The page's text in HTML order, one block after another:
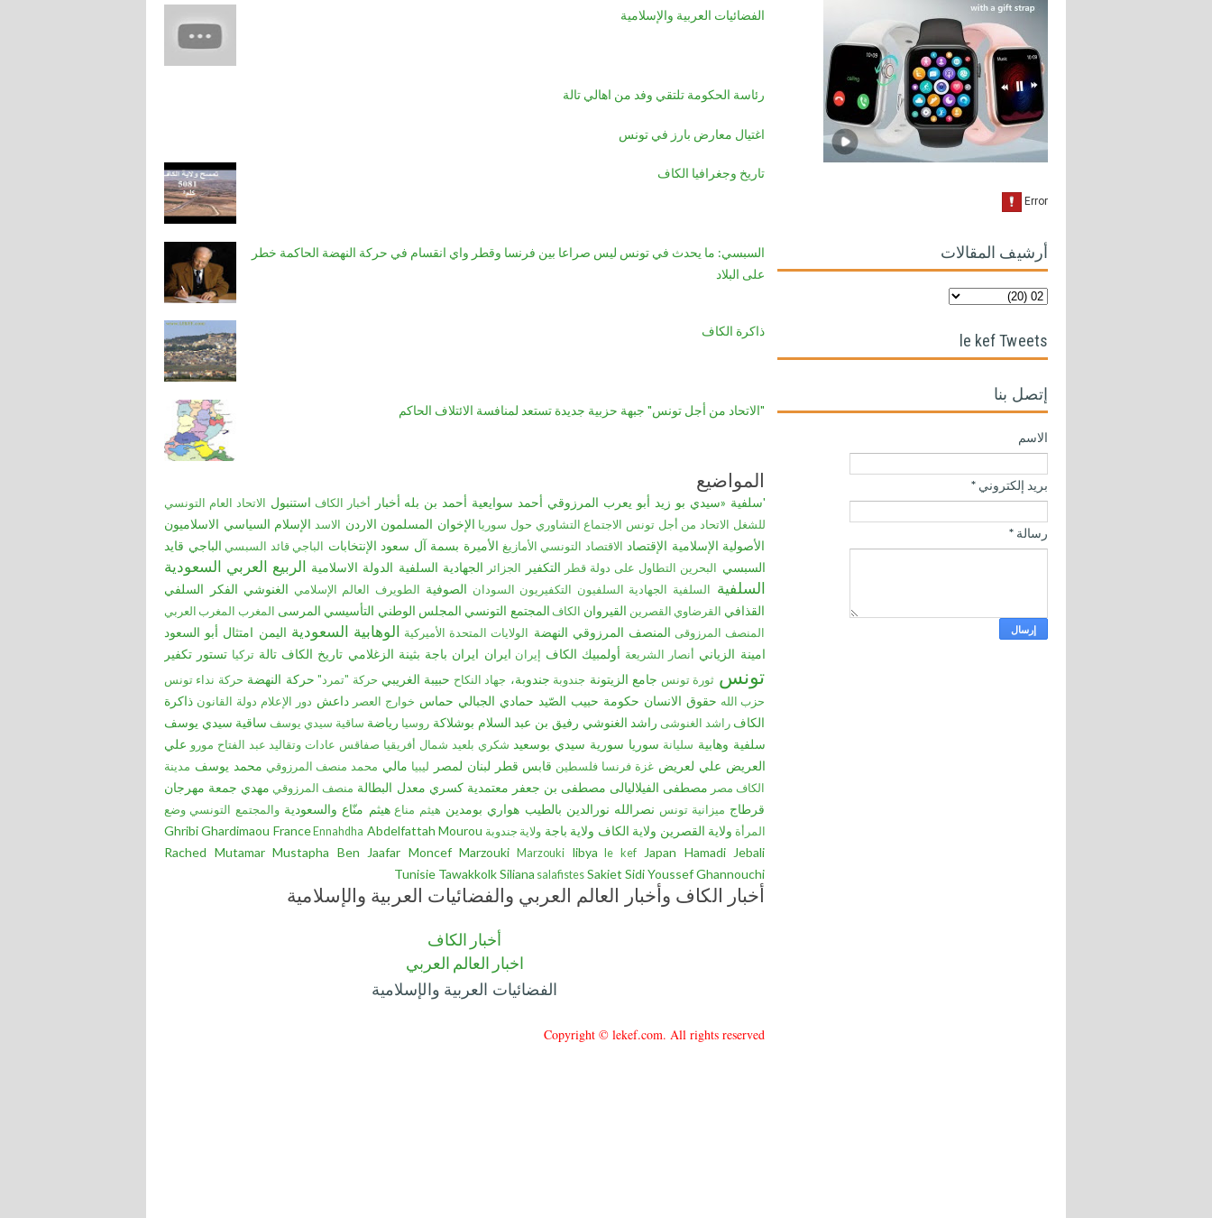
الفضائيات العربية والإسلامية
رئاسة الحكومة تلتقي وفد من اهالي تالة
اغتيال معارض بارز في تونس
تاريخ وجغرافيا الكاف
السبسي: ما يحدث في تونس ليس صراعا بين فرنسا وقطر واي انقسام في حركة النهضة الحاكمة خطر
على البلاد
ذاكرة الكاف
"الاتحاد من أجل تونس" جبهة حزبية جديدة تستعد لمنافسة الائتلاف الحاكم
المواضيع
'سلفية «سيدي بو زيد أبو يعرب المرزوقي أحمد سوايعية أحمد بن بله أخبار أخبار الكاف استنبول الاتحاد العام التونسي
للشغل الاتحاد من أجل تونس الاجتماع التشاوري حول سوريا الإخوان المسلمون الاردن الاسد الإسلام السياسي الاسلاميون
الأصولية الإسلامية الإقتصاد الاقتصاد التونسي الأمازيغ الأميرة بسمة آل سعود الإنتخابات الباجي قائد السبسي الباجي قايد
السبسي البحرين التطاول على دولة قطر التكفير الجزائر الجهادية السلفية الدولة الاسلامية الربيع العربي السعودية
السلفية السلفية الجهادية السلفيون التكفيريون السودان الصوفية الطويرف العالم الإسلامي الغنوشي الفكر السلفي
القذافي القرضاوي القصرين القيروان الكاف المجتمع التونسي المجلس الوطني التأسيسي المرسى المغرب المغرب العربي
المنصف المرزوقى المنصف المرزوقي النهضة الولايات المتحدة الأميركية الوهابية السعودية اليمن امتثال أبو السعود
امينة الزياني أنصار الشريعة أولمبيك الكاف إيران ایران ايران ﺑﺎﺟﺔ بثينة الزغلامي تاريخ الكاف تالة تركيا ﺗﺴﺘﻮر تكفير
تونس ثورة تونس جامع الزيتونة جندوبة جندوبة، جهاد النكاح حبيبة الغريبي حركة "تمرد" حركة النهضة حركة نداء تونس
حزب الله حقوق الانسان حكومة حبيب الصّيد حمادي الجبالي حماس خوارج العصر داعش دور الإعلام دولة القانون ذاكرة
الكاف راشد الغنوشى راشد الغنوشي رفيق بن عبد السلام بوشلاكة روسيا رياضة ﺳﺎﻗﯿﺔ ﺳﯿﺪي ﯾﻮﺳﻒ ساقية سيدي يوسف
سلفية وهابية سليانة سوريا سورية سيدي بوسعيد شكري بلعيد شمال أفريقيا صفاقس عادات وتقاليد عبد الفتاح مورو علي
العريض علي لعريض غزة فرنسا فلسطين قابس قطر لبنان لمصر ليبيا مالي محمد منصف المرزوقي محمد يوسف مدينة
الكاف مصر مصطفى الفيلاليالى مصطفى بن جعفر معتمدية كسري معدل البطالة منصف المرزوقي مهدي جمعة مهرجان
قرطاج ميزانية تونس نصرالله نورالدين بالطيب هواري بومدين هيثم مناع هيثم منّاع والسعودية والمجتمع التونسي وضع
المرأة ولاية القصرين ولاية الكاف ولاية باجة ولاية جندوبة Abdelfattah Mourou
Ennahdha
France
Ghardimaou
Ghribi
Hamadi Jebali
Japan
le kef
libya
Marzouki
Moncef Marzouki
Mustapha Ben Jaafar
Mutamar
Rached
Ghannouchi
Sakiet Sidi Youssef
salafistes
Siliana
Tawakkolk
Tunisie
أخبار الكاف وأخبار العالم العربي والفضائيات العربية والإسلامية
أخبار الكاف
اخبار العالم العربي
الفضائيات العربية والإسلامية
Copyright © lekef.com. All rights reserved
أرشيف المقالات
le kef Tweets
إتصل بنا
الاسم
بريد إلكتروني *
رسالة *